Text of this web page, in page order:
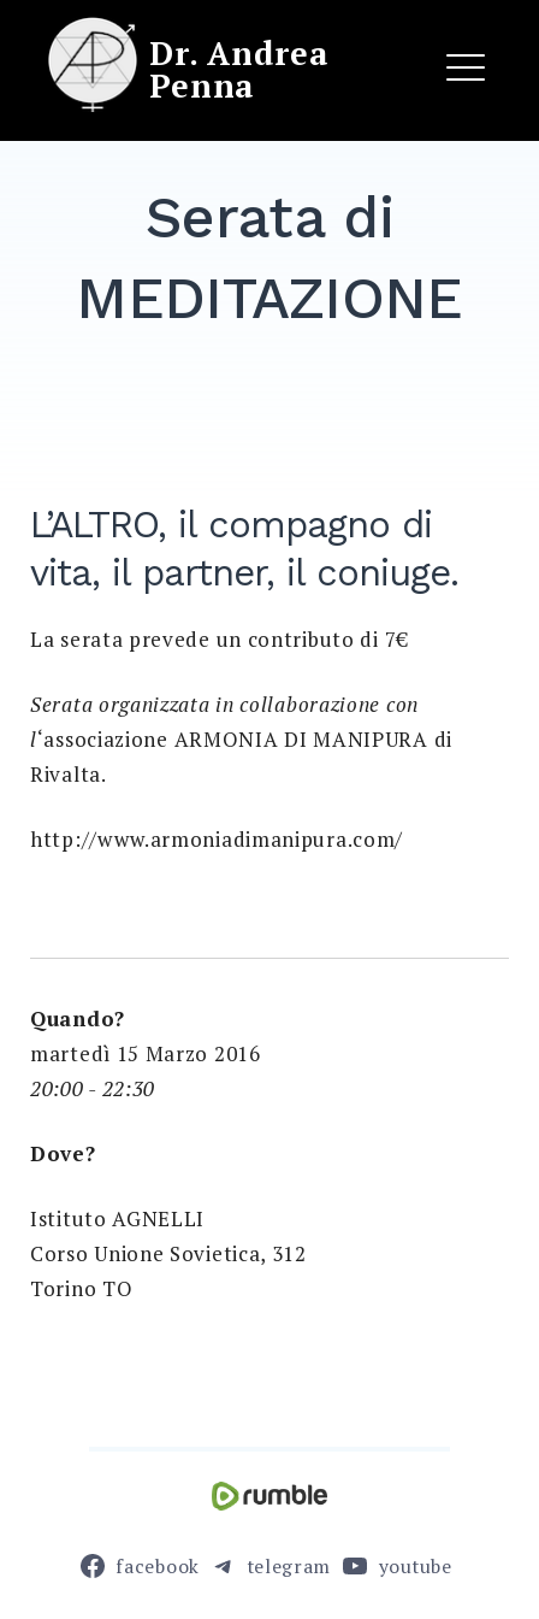
content
Dr. Andrea
Penna
Search
for:
Serata di
MEDITAZIONE
L’ALTRO, il compagno di
vita, il partner, il coniuge.
La serata prevede un contributo di 7€
Serata organizzata in collaborazione con
l‘associazione ARMONIA DI MANIPURA di
Rivalta.
http://www.armoniadimanipura.com/
Quando?
martedì 15 Marzo 2016
20:00 - 22:30
Dove?
Istituto AGNELLI
Corso Unione Sovietica, 312
Torino TO
facebook telegram youtube